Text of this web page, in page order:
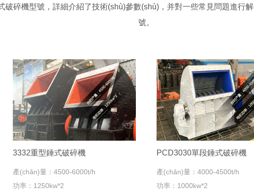
碎機型號，詳細介紹了技術(shù)參數(shù)，并對一些常見問題進行
號。
3332重型錘式破碎機
產(chǎn)量：4500-6000t/h
功率：1250kw*2
PCD3030單段錘式破碎機
產(chǎn)量：4000-4500t/h
功率：1000kw*2